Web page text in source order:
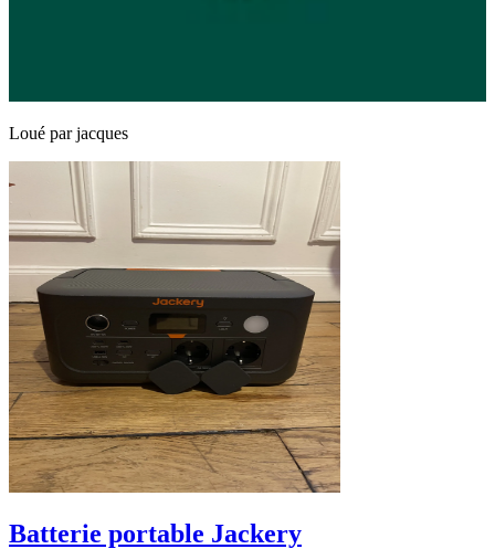
Loué parjacques
Batterie portable Jackery